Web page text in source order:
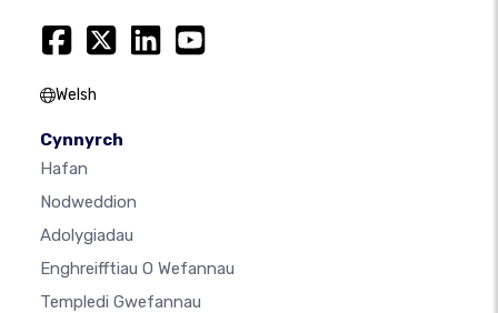
Welsh
Cynnyrch
Hafan
Nodweddion
Adolygiadau
Enghreifftiau O Wefannau
Templedi Gwefannau